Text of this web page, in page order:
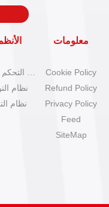
نظام
نظام
معلومات
Cookie Policy
Refund Policy
Privacy Policy
Feed
SiteMap